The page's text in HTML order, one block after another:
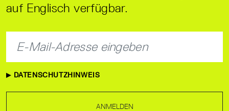
auf Englisch verfügbar.
DATENSCHUTZHINWEIS
ANMELDEN